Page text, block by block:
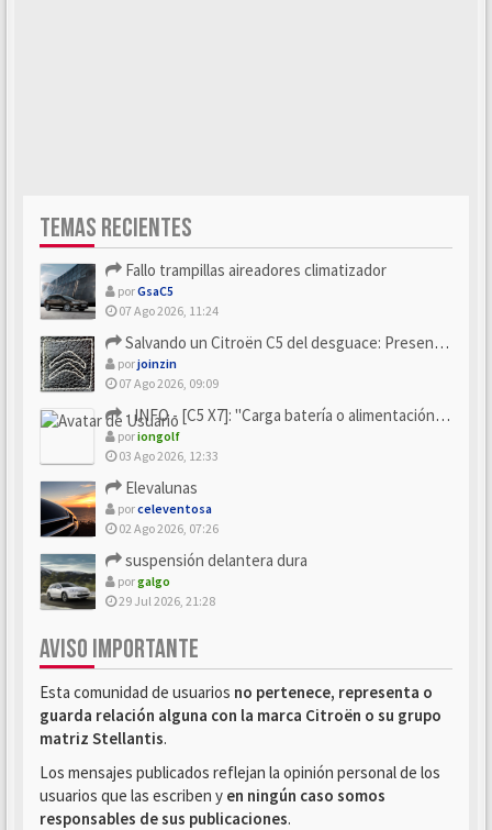
TEMAS RECIENTES
Fallo trampillas aireadores climatizador
porGsaC5
07 Ago 2026, 11:24
Salvando un Citroën C5 del desguace: Presentación y seguimiento
porjoinzin
07 Ago 2026, 09:09
- INFO - [C5 X7]: "Carga batería o alimentación eléctri...
poriongolf
03 Ago 2026, 12:33
Elevalunas
porceleventosa
02 Ago 2026, 07:26
suspensión delantera dura
porgalgo
29 Jul 2026, 21:28
AVISO IMPORTANTE
Esta comunidad de usuarios no pertenece, representa o
guarda relación alguna con la marca Citroën o su grupo
matriz Stellantis.
Los mensajes publicados reflejan la opinión personal de los
usuarios que las escriben y en ningún caso somos
responsables de sus publicaciones.